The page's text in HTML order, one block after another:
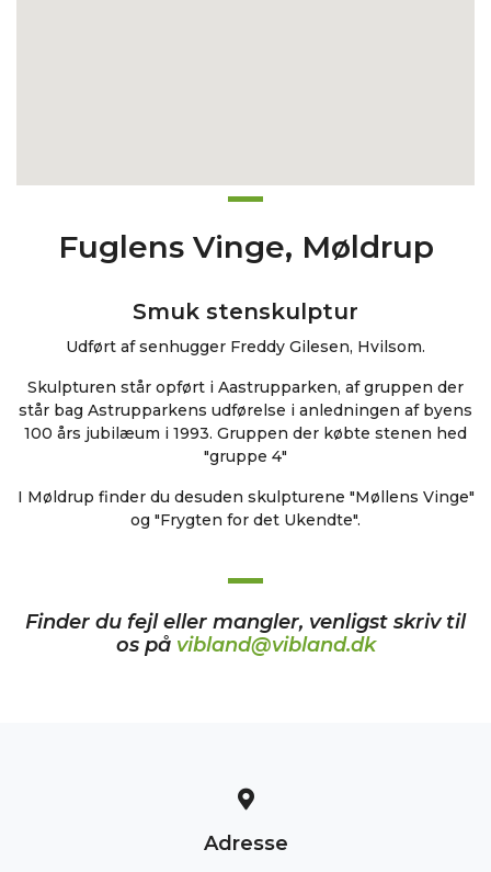
Fuglens Vinge, Møldrup
Smuk stenskulptur
Udført af senhugger Freddy Gilesen, Hvilsom.
Skulpturen står opført i Aastrupparken, af gruppen der
står bag Astrupparkens udførelse i anledningen af byens
100 års jubilæum i 1993. Gruppen der købte stenen hed
"gruppe 4"
I Møldrup finder du desuden skulpturene "Møllens Vinge"
og "Frygten for det Ukendte".
Finder du fejl eller mangler, venligst skriv til
os på vibland@vibland.dk
Adresse